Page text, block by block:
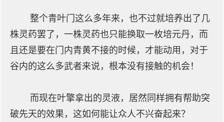
整个青叶门这么多年来，也不过就培养出了几
株灵药罢了，一株灵药也只能换取一枚培元丹，而
且还是要在门内青黄不接的时候，才能动用，对于
谷内的这么多武者来说，根本没有接触的机会！
而现在叶擎拿出的灵液，居然同样拥有帮助突
破先天的效果，这如何能让众人不兴奋起来？